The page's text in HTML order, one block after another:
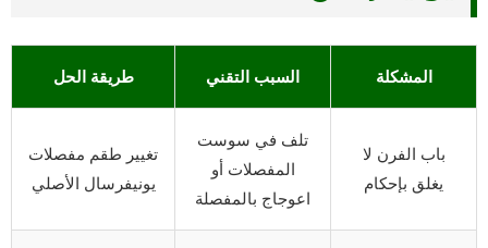
المشكلة السبب التقني طريقة الحل
باب الفرن لا
يغلق بإحكام
تلف في سوست
المفصلات أو
اعوجاج بالمفصلة
تغيير طقم مفصلات
يونيفرسال الأصلي